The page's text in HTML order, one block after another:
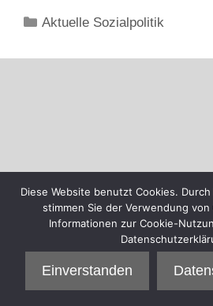
Kategorien
Aktuelle Sozialpolitik
Diese Website benutzt Cookies.
stimmen Sie der Verwendung von
Informationen zur Cookie-
Einverstanden